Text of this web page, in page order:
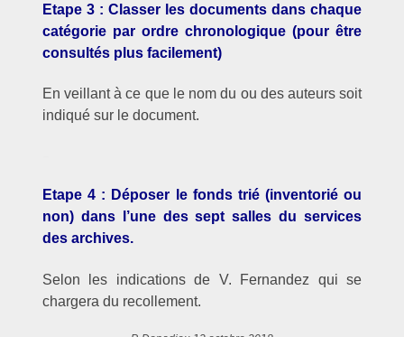
Etape 3 : Classer les documents dans chaque
catégorie par ordre chronologique (pour être
consultés plus facilement)
En veillant à ce que le nom du ou des auteurs soit
indiqué sur le document.
Etape 4 : Déposer le fonds trié (inventorié ou
non) dans l’une des sept salles du services
des archives.
Selon les indications de V. Fernandez qui se
chargera du recollement.